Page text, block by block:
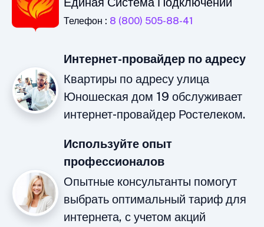
Телефон : 8 (800) 505-88-41
Интернет-провайдер по адресу
Квартиры по адресу улица
Юношеская дом 19 обслуживает
интернет-провайдер Ростелеком.
Используйте опыт
профессионалов
Опытные консультанты помогут
выбрать оптимальный тариф для
интернета, с учетом акций